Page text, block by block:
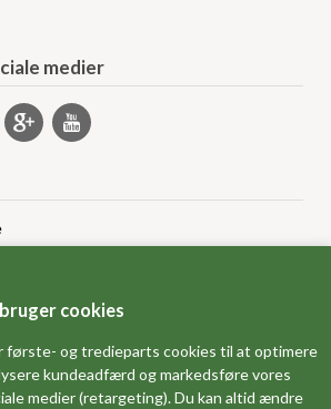
cookies
første- og tredieparts cookies til at optimere
kundeadfærd og markedsføre vores
medier (retargeting). Du kan altid ændre
medier